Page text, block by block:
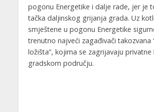
pogonu Energetike i dalje rade, jer je
tačka daljinskog grijanja grada. Uz
smještene u pogonu Energetike
trenutno najveći zagađivači takozvana
ložišta”, kojima se zagrijavaju privatne
gradskom području.